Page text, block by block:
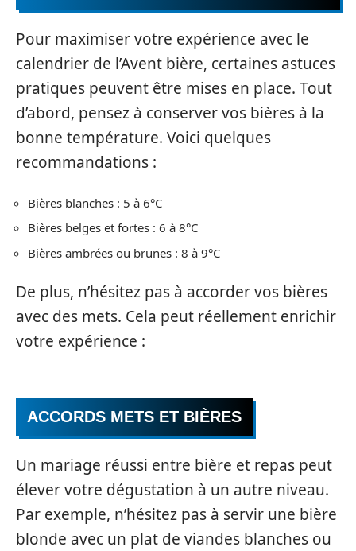
Pour maximiser votre expérience avec le
calendrier de l’Avent bière, certaines astuces
pratiques peuvent être mises en place. Tout
d’abord, pensez à conserver vos bières à la
bonne température. Voici quelques
recommandations :
Bières blanches : 5 à 6°C
Bières belges et fortes : 6 à 8°C
Bières ambrées ou brunes : 8 à 9°C
De plus, n’hésitez pas à accorder vos bières
avec des mets. Cela peut réellement enrichir
votre expérience :
ACCORDS METS ET BIÈRES
Un mariage réussi entre bière et repas peut
élever votre dégustation à un autre niveau.
Par exemple, n’hésitez pas à servir une bière
blonde avec un plat de viandes blanches ou